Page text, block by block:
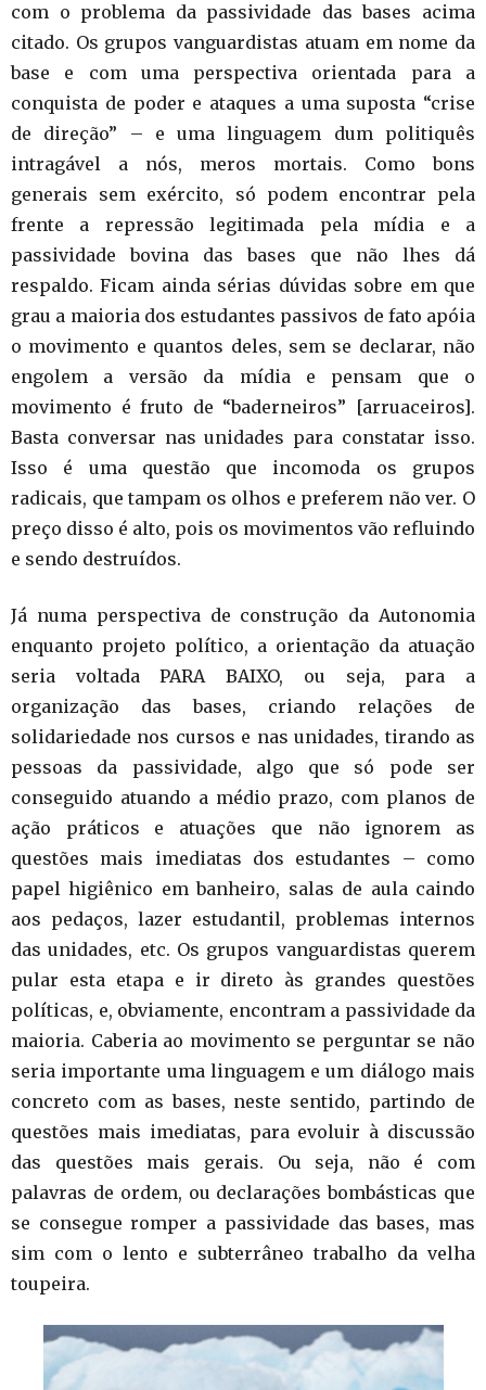
com o problema da passividade das bases acima
citado. Os grupos vanguardistas atuam em nome da
base e com uma perspectiva orientada para a
conquista de poder e ataques a uma suposta “crise
de direção” – e uma linguagem dum politiquês
intragável a nós, meros mortais. Como bons
generais sem exército, só podem encontrar pela
frente a repressão legitimada pela mídia e a
passividade bovina das bases que não lhes dá
respaldo. Ficam ainda sérias dúvidas sobre em que
grau a maioria dos estudantes passivos de fato apóia
o movimento e quantos deles, sem se declarar, não
engolem a versão da mídia e pensam que o
movimento é fruto de “baderneiros” [arruaceiros].
Basta conversar nas unidades para constatar isso.
Isso é uma questão que incomoda os grupos
radicais, que tampam os olhos e preferem não ver. O
preço disso é alto, pois os movimentos vão refluindo
e sendo destruídos.
Já numa perspectiva de construção da Autonomia
enquanto projeto político, a orientação da atuação
seria voltada PARA BAIXO, ou seja, para a
organização das bases, criando relações de
solidariedade nos cursos e nas unidades, tirando as
pessoas da passividade, algo que só pode ser
conseguido atuando a médio prazo, com planos de
ação práticos e atuações que não ignorem as
questões mais imediatas dos estudantes – como
papel higiênico em banheiro, salas de aula caindo
aos pedaços, lazer estudantil, problemas internos
das unidades, etc. Os grupos vanguardistas querem
pular esta etapa e ir direto às grandes questões
políticas, e, obviamente, encontram a passividade da
maioria. Caberia ao movimento se perguntar se não
seria importante uma linguagem e um diálogo mais
concreto com as bases, neste sentido, partindo de
questões mais imediatas, para evoluir à discussão
das questões mais gerais. Ou seja, não é com
palavras de ordem, ou declarações bombásticas que
se consegue romper a passividade das bases, mas
sim com o lento e subterrâneo trabalho da velha
toupeira.